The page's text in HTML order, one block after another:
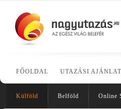
FŐOLDAL UTAZÁSI
Külföld Belföld Online